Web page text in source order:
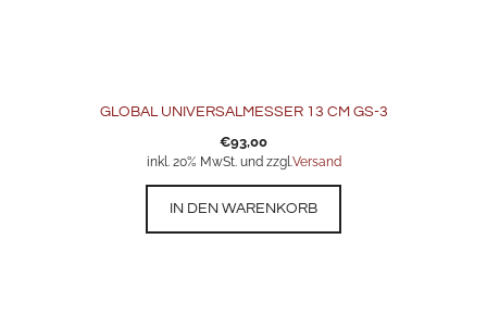
GLOBAL UNIVERSALMESSER 13 CM GS-3
€93,00
inkl. 20% MwSt. und zzgl.Versand
IN DEN WARENKORB